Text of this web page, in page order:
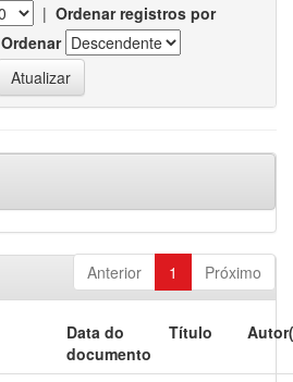
| Ordenar registros por
Ordenar
Anterior 1 Próximo
Data do
documento
Título